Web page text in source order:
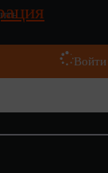
Войти